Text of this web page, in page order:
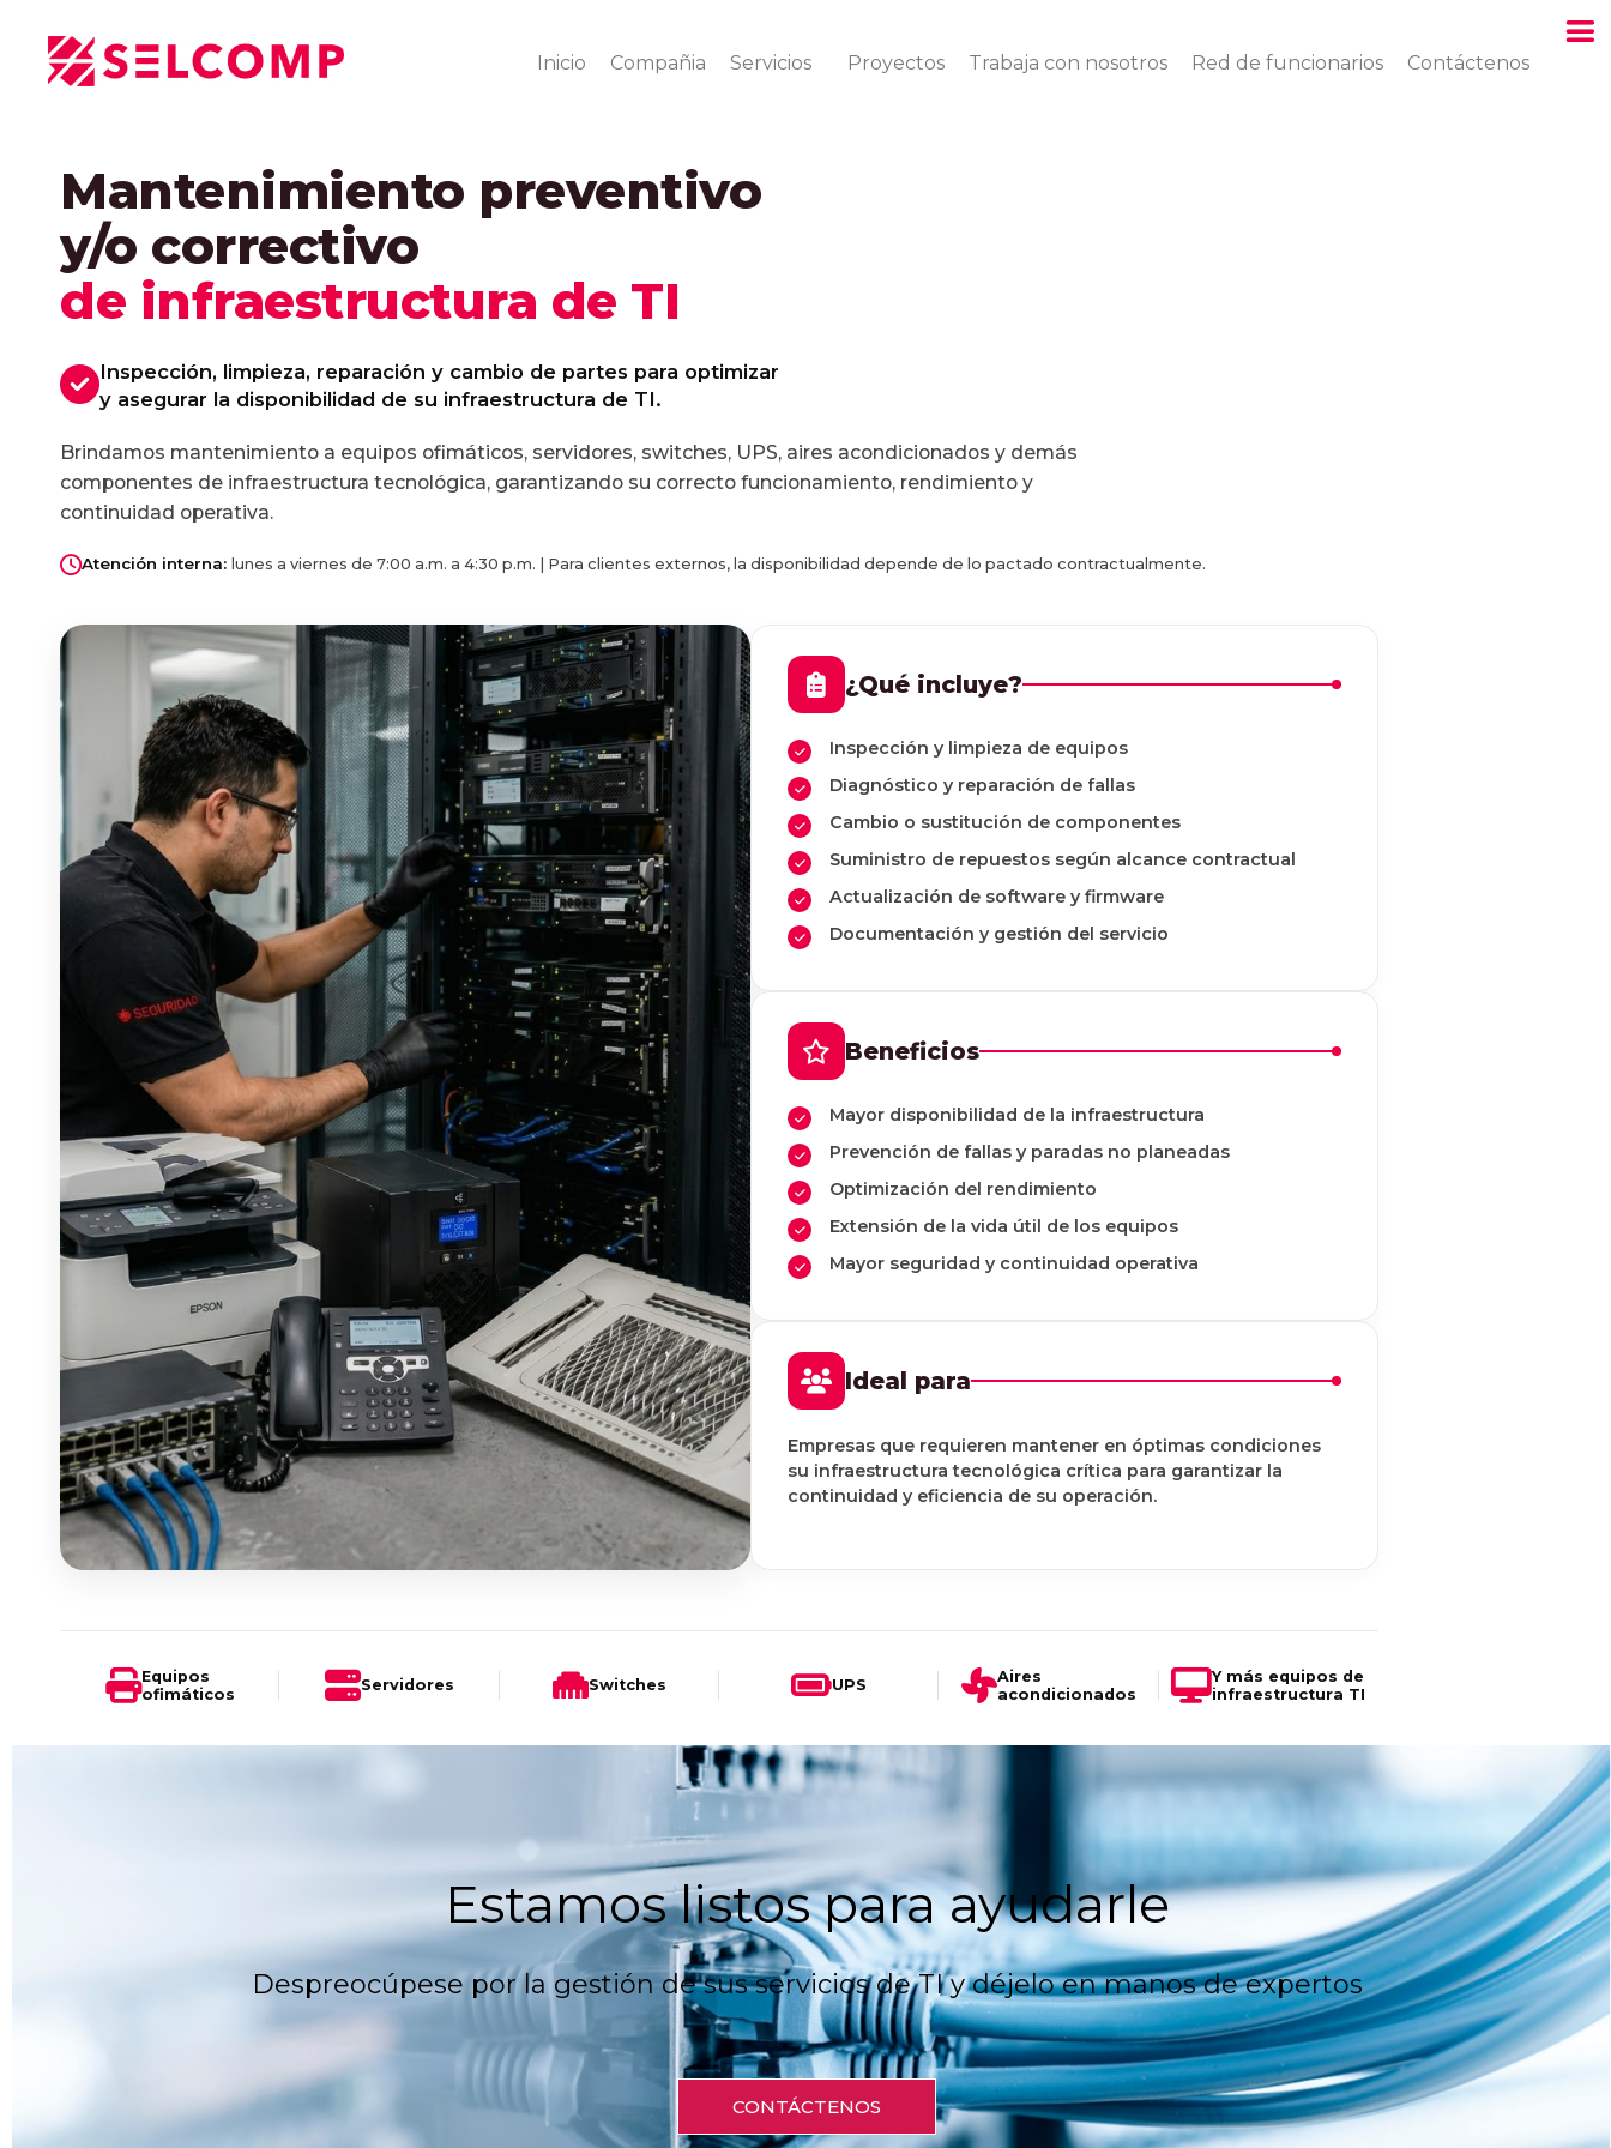
contenido
Inicio Compañia Servicios Proyectos Trabaja con nosotros Red de funcionarios Contáctenos
Mantenimiento preventivo
y/o correctivo
de infraestructura de TI
Inspección, limpieza, reparación y cambio de partes para optimizar
y asegurar la disponibilidad de su infraestructura de TI.
Brindamos mantenimiento a equipos ofimáticos, servidores, switches, UPS, aires acondicionados y demás
componentes de infraestructura tecnológica, garantizando su correcto funcionamiento, rendimiento y
continuidad operativa.
Atención interna: lunes a viernes de 7:00 a.m. a 4:30 p.m. | Para clientes externos, la disponibilidad depende de lo pactado contractualmente.
¿Qué incluye?
Inspección y limpieza de equipos
Diagnóstico y reparación de fallas
Cambio o sustitución de componentes
Suministro de repuestos según alcance contractual
Actualización de software y firmware
Documentación y gestión del servicio
Beneficios
Mayor disponibilidad de la infraestructura
Prevención de fallas y paradas no planeadas
Optimización del rendimiento
Extensión de la vida útil de los equipos
Mayor seguridad y continuidad operativa
Ideal para
Empresas que requieren mantener en óptimas condiciones
su infraestructura tecnológica crítica para garantizar la
continuidad y eficiencia de su operación.
Equipos
ofimáticos
Servidores Switches UPS
Aires
acondicionados
Y más equipos de
infraestructura TI
Estamos listos para ayudarle
Despreocúpese por la gestión de sus servicios de TI y déjelo en manos de expertos
CONTÁCTENOS